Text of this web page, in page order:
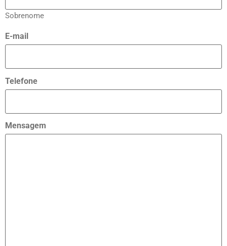
Sobrenome
E-mail
Telefone
Mensagem